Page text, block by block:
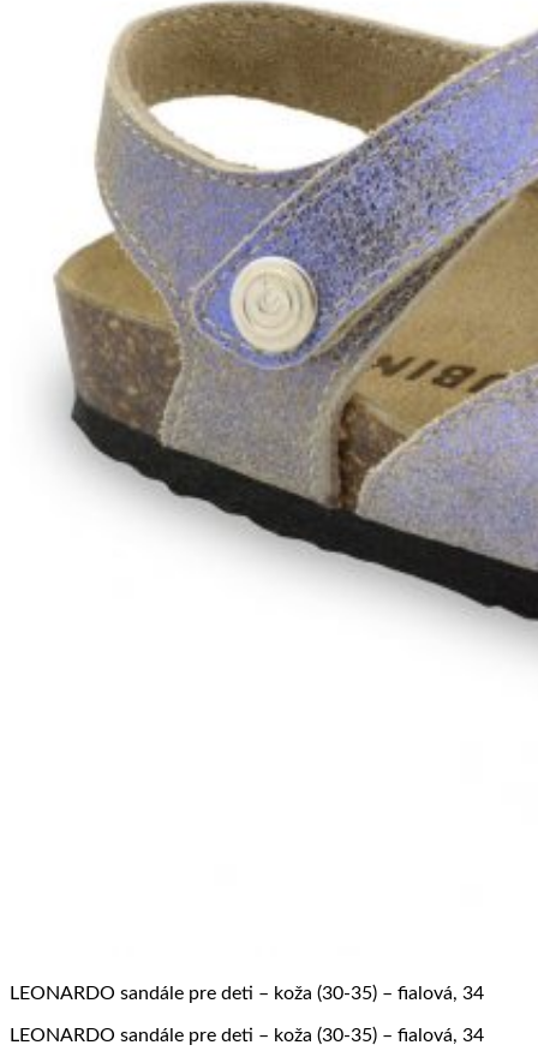
LEONARDO sandále pre deti – koža (30-35) – fialová, 34
LEONARDO sandále pre deti – koža (30-35) – fialová, 34